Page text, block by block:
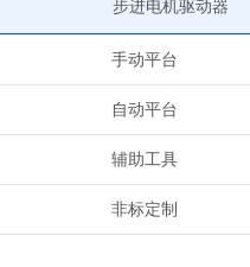
步进电机驱动器
手动平台
自动平台
辅助工具
非标定制